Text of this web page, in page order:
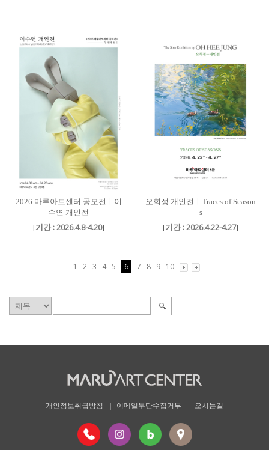
2026 마루아트센터 공모전ㅣ이
수연 개인전
[기간 : 2026.4.8-4.20]
오희정 개인전ㅣTraces of Season
s
[기간 : 2026.4.22-4.27]
1 2 3 4 5 6 7 8 9 10
개인정보취급방침 이메일무단수집거부 오시는길